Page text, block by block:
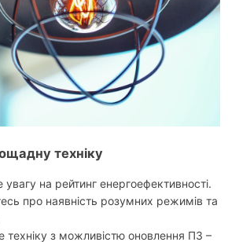
техніку
увагу на рейтинг енергоефективності.
про наявність розумних режимів та
техніку з можливістю оновлення ПЗ –